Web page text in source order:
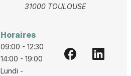
31000 TOULOUSE
Horaires
09:00 - 12:30
14:00 - 19:00
Lundi -